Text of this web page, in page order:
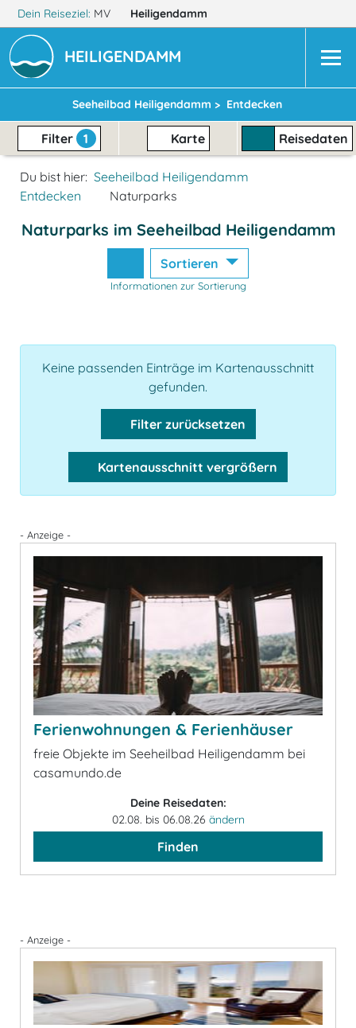
Dein Reiseziel: MV Heiligendamm
HEILIGENDAMM
Seeheilbad Heiligendamm > Entdecken
Filter 1 Karte Reisedaten
Du bist hier: Seeheilbad Heiligendamm
Entdecken
Naturparks
Naturparks im Seeheilbad Heiligendamm
Sortieren
Informationen zur Sortierung
Keine passenden Einträge im Kartenausschnitt
gefunden.
Filter zurücksetzen
Kartenausschnitt vergrößern
- Anzeige -
Ferienwohnungen & Ferienhäuser
freie Objekte im Seeheilbad Heiligendamm bei
casamundo.de
Deine Reisedaten:
02.08. bis 06.08.26 ändern
Finden
- Anzeige -